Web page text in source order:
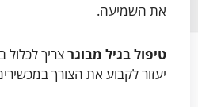
את השמיעה.
טיפול בגיל מבוגרצריך לכלול
יעזור לקבוע את הצורך